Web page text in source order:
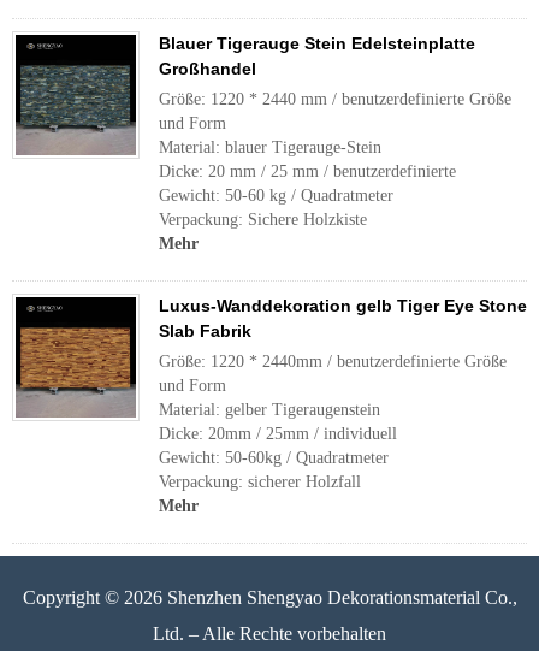
Blauer Tigerauge Stein Edelsteinplatte
Großhandel
Größe: 1220 * 2440 mm / benutzerdefinierte Größe
und Form
Material: blauer Tigerauge-Stein
Dicke: 20 mm / 25 mm / benutzerdefinierte
Gewicht: 50-60 kg / Quadratmeter
Verpackung: Sichere Holzkiste
Mehr
Luxus-Wanddekoration gelb Tiger Eye Stone
Slab Fabrik
Größe: 1220 * 2440mm / benutzerdefinierte Größe
und Form
Material: gelber Tigeraugenstein
Dicke: 20mm / 25mm / individuell
Gewicht: 50-60kg / Quadratmeter
Verpackung: sicherer Holzfall
Mehr
Copyright © 2026 Shenzhen Shengyao Dekorationsmaterial Co.,
Ltd. – Alle Rechte vorbehalten